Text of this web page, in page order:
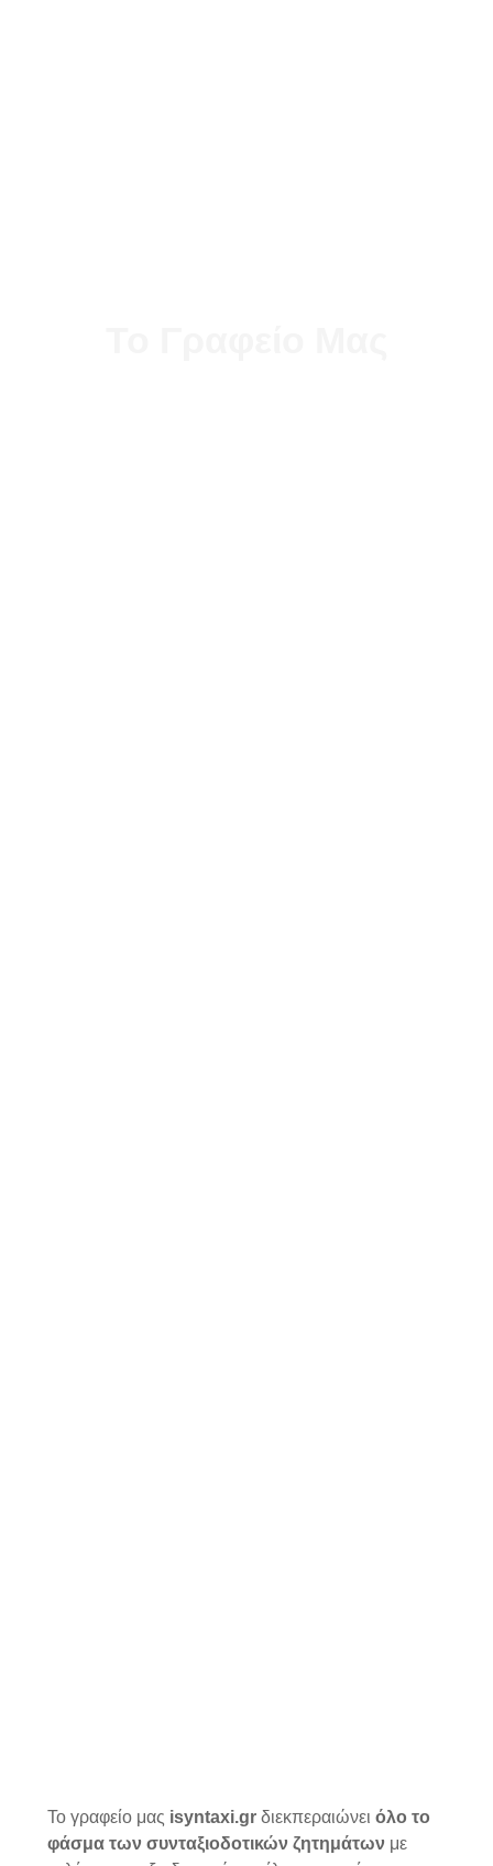
Το γραφείο μας isyntaxi.grδιεκπεραιώνει όλο το
φάσμα των συνταξιοδοτικών ζητημάτων με